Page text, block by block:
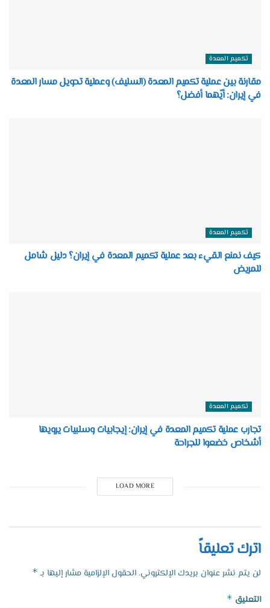
تكميم المعدة
مقارنة بين عملية تكميم المعدة (السليف) وعملية تحويل مسار المعدة
في إيران: أيّهما أفضل؟
تكميم المعدة
كيف نمنع القيء بعد عملية تكميم المعدة في إيران؟ دليل شامل
للمريض
تكميم المعدة
تجارب عملية تكميم المعدة في إيران: إيجابيات وسلبيات يرويها
أشخاص خضعوا للجراحة
LOAD MORE
اترك تعليقاً
لن يتم نشر عنوان بريدك الإلكتروني.الحقول الإلزامية مشار إليها بـ *
التعليق *